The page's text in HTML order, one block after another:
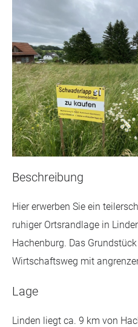
Beschreibung
Hier erwerben Sie ein
ruhiger Ortsrandlage in
Hachenburg. Das
Wirtschaftsweg mit
Lage
Linden liegt ca. 9 km von